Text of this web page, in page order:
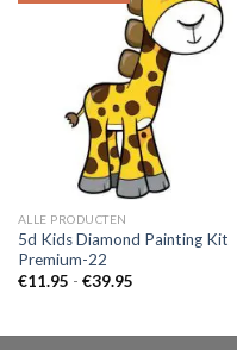
Add to
Wishlist
ALLE PRODUCTEN
5d Kids Diamond Painting Kit
Premium-22
€11.95 - €39.95Prijsklasse: